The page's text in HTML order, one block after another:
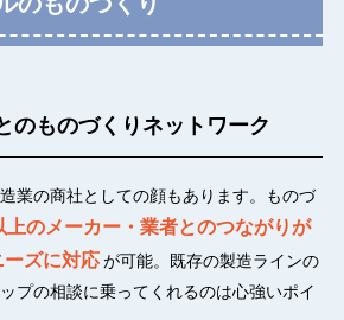
のものづくりネットワーク
業の商社としての顔もあります。ものづ
上のメーカー・業者とのつながりが
ズに対応が可能。既存の製造ラインの
プの相談に乗ってくれるのは心強いポイ